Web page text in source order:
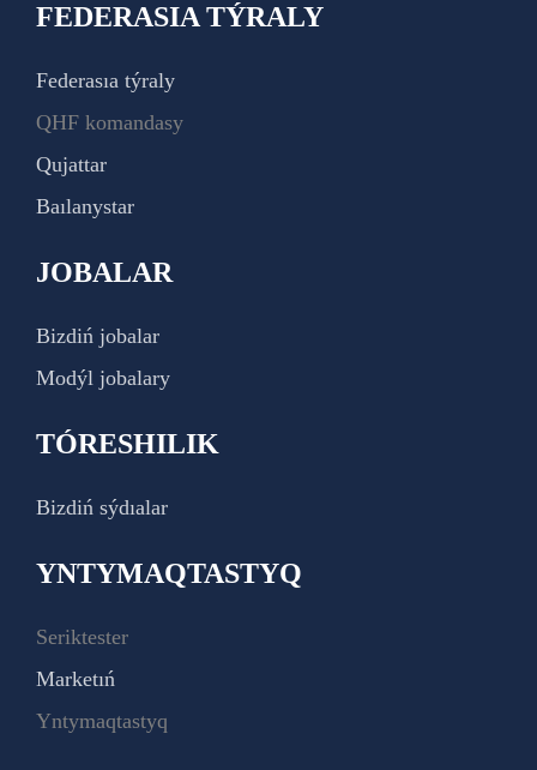
FEDERASIA TÝRALY
Federasıa týraly
QHF komandasy
Qujattar
Baılanystar
JOBALAR
Bizdiń jobalar
Modýl jobalary
TÓRESHILIK
Bizdiń sýdıalar
YNTYMAQTASTYQ
Seriktester
Marketıń
Yntymaqtastyq